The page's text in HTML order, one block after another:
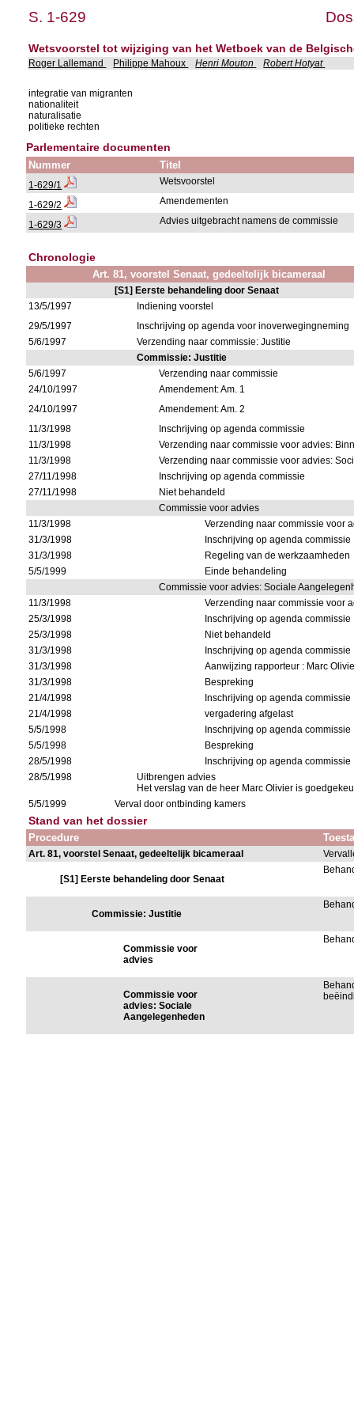
S. 1-629
Wetsvoorstel tot wijziging van het Wetboek van de
Roger Lallemand Philippe Mahoux Henri Mouton Robert Hotyat
integratie van migranten
nationaliteit
naturalisatie
politieke rechten
Parlementaire documenten
Nummer Titel
1-629/1 Wetsvoorstel
1-629/2 Amendementen
1-629/3 Advies uitgebracht namens de commissie
Chronologie
Art. 81, voorstel Senaat, gedeeltelijk bicameraal
[S1] Eerste behandeling door Senaat
13/5/1997
Indiening voorstel
29/5/1997
Inschrijving op agenda voor inoverwegingneming
5/6/1997
Verzending naar commissie: Justitie
Commissie: Justitie
5/6/1997
Verzending naar commissie
24/10/1997
Amendement: Am. 1
24/10/1997
Amendement: Am. 2
11/3/1998
Inschrijving op agenda commissie
11/3/1998
Verzending naar commissie voor advies:
11/3/1998
Verzending naar commissie voor advies:
27/11/1998
Inschrijving op agenda commissie
27/11/1998
Niet behandeld
Commissie voor advies
11/3/1998
Verzending naar commissie voor
31/3/1998
Inschrijving op agenda commissie
31/3/1998
Regeling van de werkzaamheden
5/5/1999
Einde behandeling
Commissie voor advies: Sociale
11/3/1998
Verzending naar commissie voor
25/3/1998
Inschrijving op agenda commissie
25/3/1998
Niet behandeld
31/3/1998
Inschrijving op agenda commissie
31/3/1998
Aanwijzing rapporteur : Marc
31/3/1998
Bespreking
21/4/1998
Inschrijving op agenda commissie
21/4/1998
vergadering afgelast
5/5/1998
Inschrijving op agenda commissie
5/5/1998
Bespreking
28/5/1998
Inschrijving op agenda commissie
28/5/1998
Uitbrengen advies
Het verslag van de heer Marc Olivier is
5/5/1999
Verval door ontbinding kamers
Stand van het dossier
Procedure
Art. 81, voorstel Senaat, gedeeltelijk bicameraal
[S1] Eerste behandeling door Senaat
Commissie: Justitie
Commissie voor
advies
Commissie voor
advies: Sociale
Aangelegenheden